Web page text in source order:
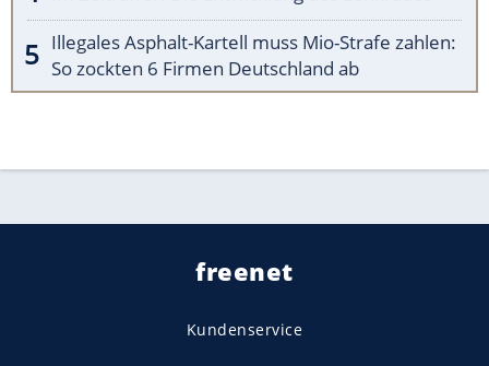
Illegales Asphalt-Kartell muss Mio-Strafe zahlen:
So zockten 6 Firmen Deutschland ab
freenet
Kundenservice